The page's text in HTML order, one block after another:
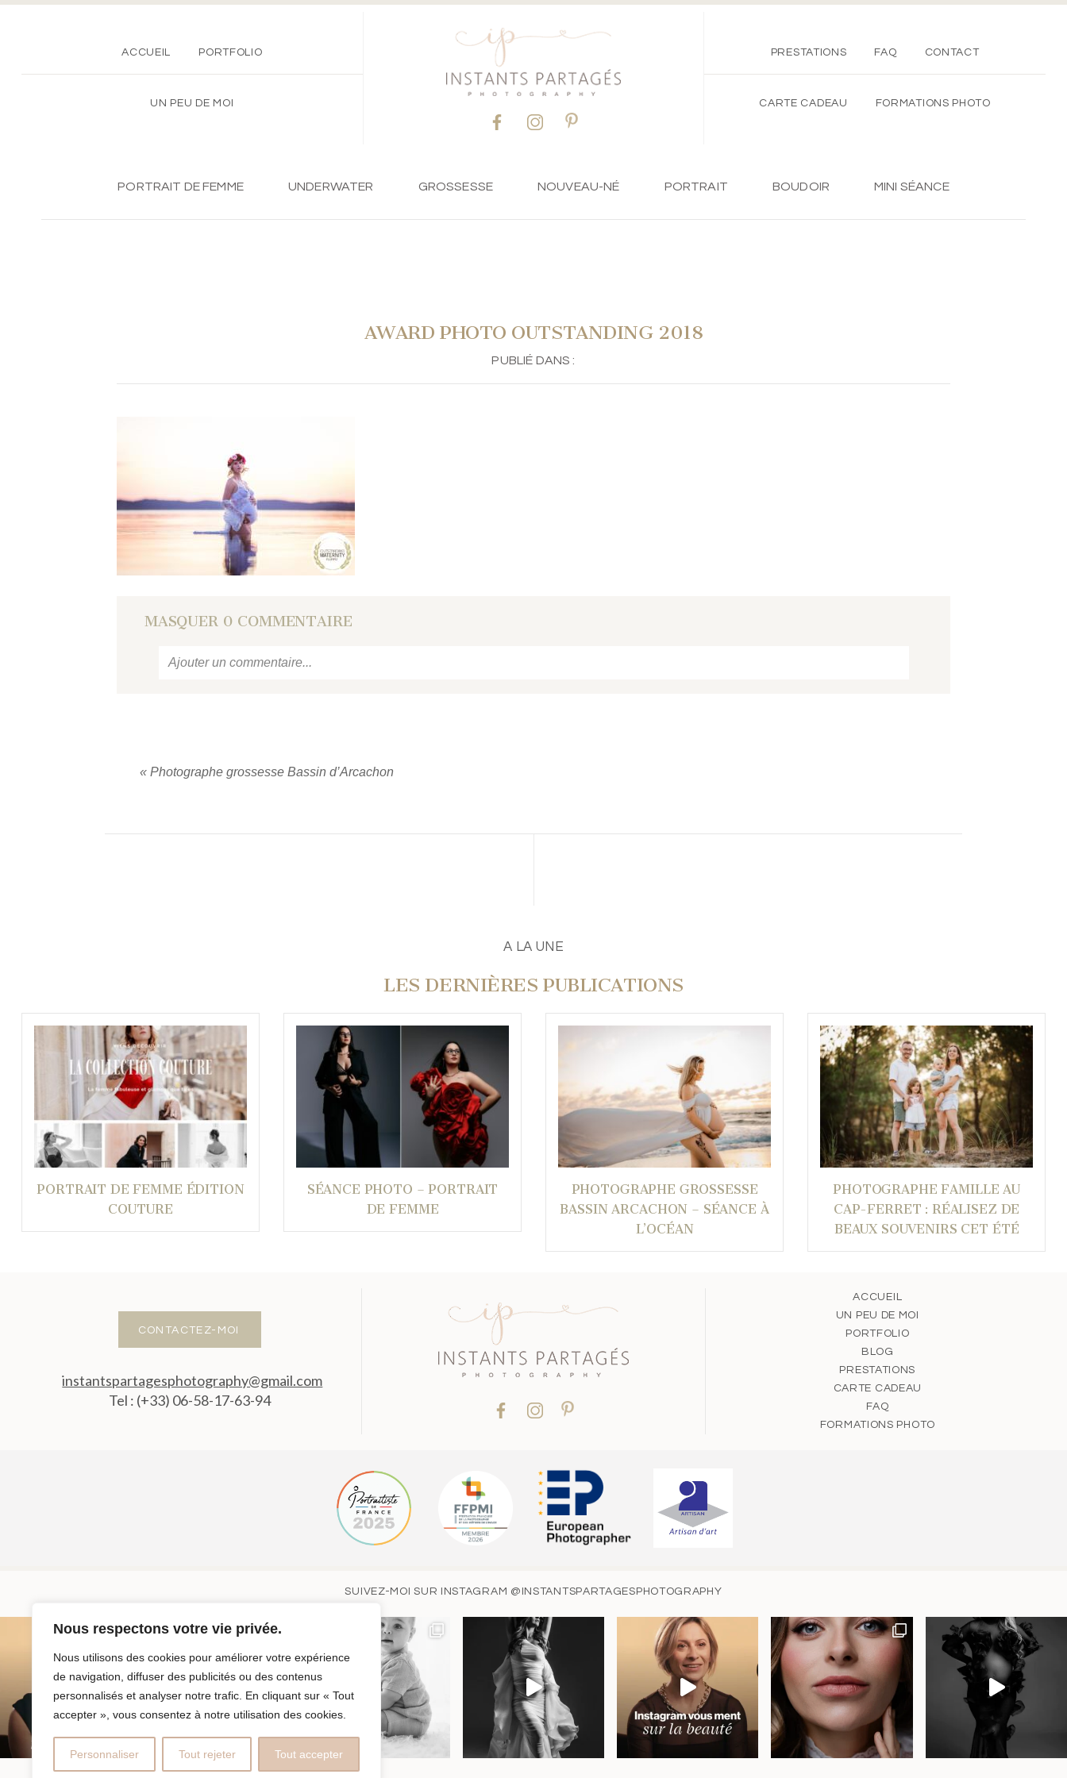
Nous respectons votre vie privée.
Nous utilisons des cookies pour améliorer votre expérience
de navigation, diffuser des publicités ou des contenus
personnalisés et analyser notre trafic. En cliquant sur « Tout
accepter », vous consentez à notre utilisation des cookies.
Personnaliser Tout rejeter Tout accepter
ACCUEIL PORTFOLIO
UN PEU DE MOI
PRESTATIONS FAQ CONTACT
CARTE CADEAU FORMATIONS PHOTO
PORTRAIT DE FEMME UNDERWATER GROSSESSE NOUVEAU-NÉ PORTRAIT BOUDOIR MINI SÉANCE
AWARD PHOTO OUTSTANDING 2018
PUBLIÉ DANS :
MASQUER 0 COMMENTAIRE
Ajouter un commentaire...
« Photographe grossesse Bassin d’Arcachon
A LA UNE
LES DERNIÈRES PUBLICATIONS
PORTRAIT DE FEMME ÉDITION
COUTURE
SÉANCE PHOTO – PORTRAIT
DE FEMME
PHOTOGRAPHE GROSSESSE
BASSIN ARCACHON – SÉANCE À
L’OCÉAN
PHOTOGRAPHE FAMILLE AU
CAP-FERRET : RÉALISEZ DE
BEAUX SOUVENIRS CET ÉTÉ
CONTACTEZ-MOI
instantspartagesphotography@gmail.com
Tel : (+33) 06-58-17-63-94
ACCUEIL
UN PEU DE MOI
PORTFOLIO
BLOG
PRESTATIONS
CARTE CADEAU
FAQ
FORMATIONS PHOTO
SUIVEZ-MOI SUR INSTAGRAM @INSTANTSPARTAGESPHOTOGRAPHY